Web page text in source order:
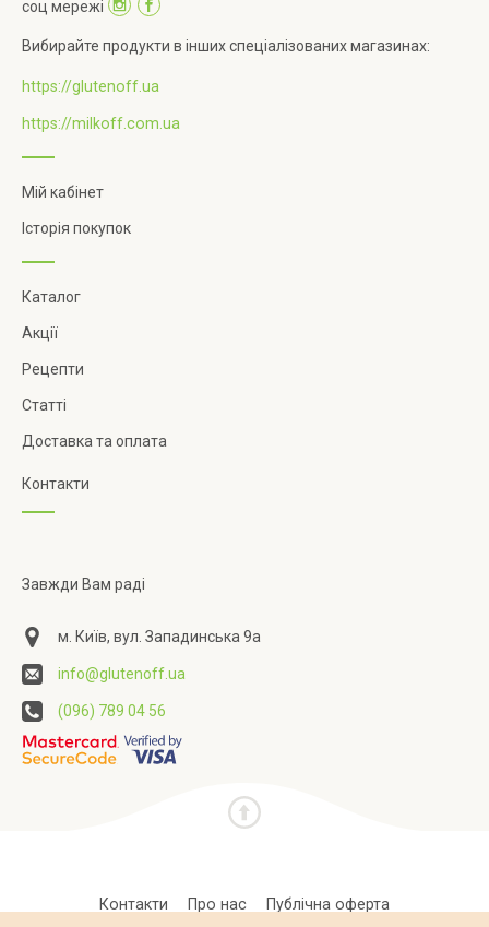
соц мережі
Вибирайте продукти в інших спеціалізованих магазинах:
https://glutenoff.ua
https://milkoff.com.ua
Мій кабінет
Історія покупок
Каталог
Акції
Рецепти
Статті
Доставка та оплата
Контакти
Завжди Вам раді
м. Київ, вул. Западинська 9а
info@glutenoff.ua
(096) 789 04 56
Контакти Про нас Публічна оферта